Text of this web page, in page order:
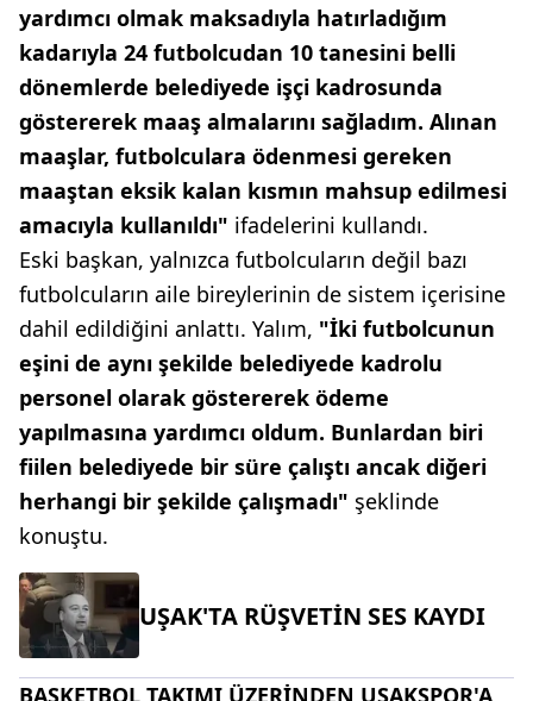
yardımcı olmak maksadıyla hatırladığım
kadarıyla 24 futbolcudan 10 tanesini belli
dönemlerde belediyede işçi kadrosunda
göstererek maaş almalarını sağladım. Alınan
maaşlar, futbolculara ödenmesi gereken
maaştan eksik kalan kısmın mahsup edilmesi
amacıyla kullanıldı" ifadelerini kullandı.
Eski başkan, yalnızca futbolcuların değil bazı
futbolcuların aile bireylerinin de sistem içerisine
dahil edildiğini anlattı. Yalım, "İki futbolcunun
eşini de aynı şekilde belediyede kadrolu
personel olarak göstererek ödeme
yapılmasına yardımcı oldum. Bunlardan biri
fiilen belediyede bir süre çalıştı ancak diğeri
herhangi bir şekilde çalışmadı" şeklinde
konuştu.
UŞAK'TA RÜŞVETİN SES KAYDI
BASKETBOL TAKIMI ÜZERİNDEN UŞAKSPOR'A